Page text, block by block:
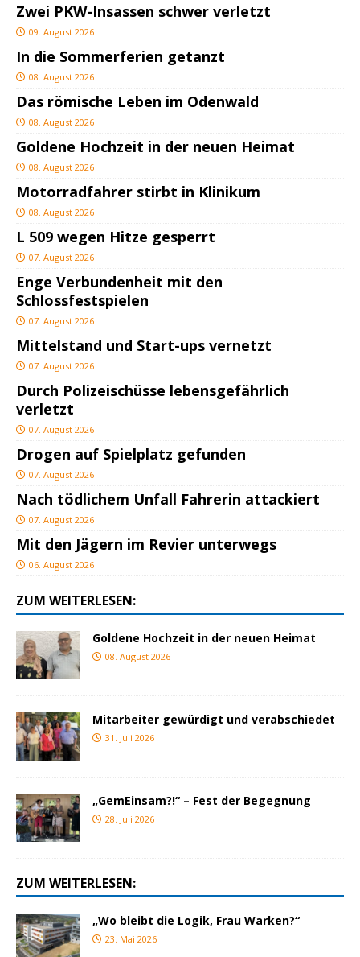
Zwei PKW-Insassen schwer verletzt
09. August 2026
In die Sommerferien getanzt
08. August 2026
Das römische Leben im Odenwald
08. August 2026
Goldene Hochzeit in der neuen Heimat
08. August 2026
Motorradfahrer stirbt in Klinikum
08. August 2026
L 509 wegen Hitze gesperrt
07. August 2026
Enge Verbundenheit mit den
Schlossfestspielen
07. August 2026
Mittelstand und Start-ups vernetzt
07. August 2026
Durch Polizeischüsse lebensgefährlich
verletzt
07. August 2026
Drogen auf Spielplatz gefunden
07. August 2026
Nach tödlichem Unfall Fahrerin attackiert
07. August 2026
Mit den Jägern im Revier unterwegs
06. August 2026
ZUM WEITERLESEN:
Goldene Hochzeit in der neuen Heimat
08. August 2026
Mitarbeiter gewürdigt und verabschiedet
31. Juli 2026
„GemEinsam?!“ – Fest der Begegnung
28. Juli 2026
ZUM WEITERLESEN:
„Wo bleibt die Logik, Frau Warken?“
23. Mai 2026